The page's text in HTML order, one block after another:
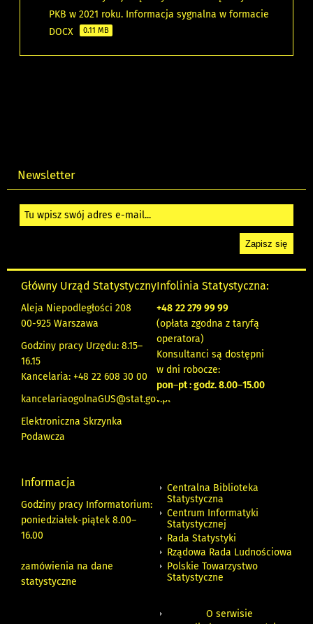
PKB w 2021 roku. Informacja sygnalna w formacie
DOCX
0.11 MB
Newsletter
Główny Urząd Statystyczny
Aleja Niepodległości 208
00-925 Warszawa
Godziny pracy Urzędu: 8.15–
16.15
Kancelaria: +48 22 608 30 00
kancelariaogolnaGUS@stat.gov.pl
Elektroniczna Skrzynka
Podawcza
Infolinia Statystyczna:
+48 22 279 99 99
(opłata zgodna z taryfą
operatora)
Konsultanci są dostępni
w dni robocze:
pon–pt : godz. 8.00–15.00
Informacja
Godziny pracy Informatorium:
poniedziałek-piątek 8.00–
16.00
zamówienia na dane
statystyczne
Centralna Biblioteka
Statystyczna
Centrum Informatyki
Statystycznej
Rada Statystyki
Rządowa Rada Ludnościowa
Polskie Towarzystwo
Statystyczne
O serwisie